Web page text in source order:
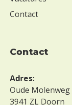
Contact
contact
Adres:
Oude Molenweg
3941 ZL Doorn